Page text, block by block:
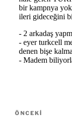
Yazı
Önceki
ÖNCEKI